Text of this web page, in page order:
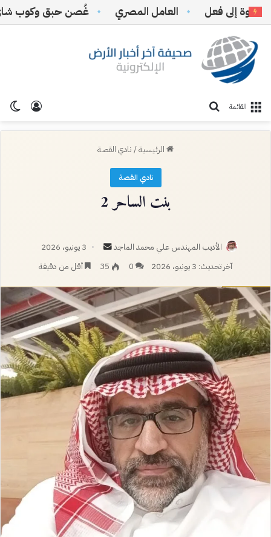
إلى فعل ‏العامل المصري غُصن حبق وكوب شاي
تسجيل القائمة
الرئيسية/ نادي القصة
نادي القصة
بنت الساحر 2
الأديب المهندس علي محمد الماجد
أرسل
بريدا
3 يونيو، 2026
آخر تحديث: 3 يونيو، 2026
0
35 أقل من دقيقة